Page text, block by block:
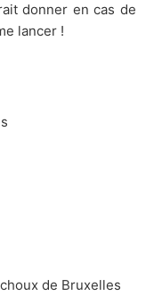
donner en cas de
lancer !
de Bruxelles